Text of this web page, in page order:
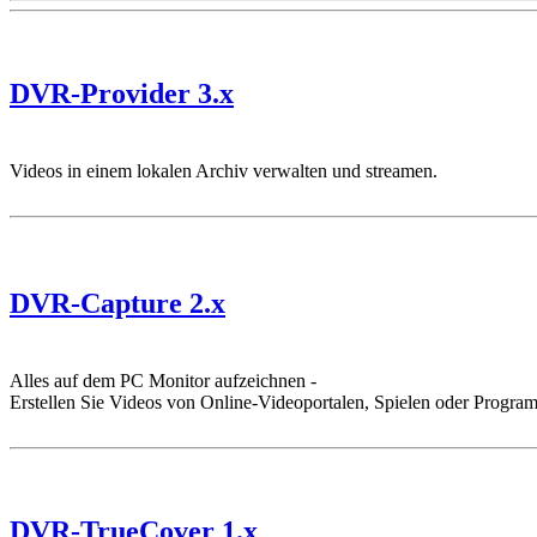
DVR-Provider 3.x
Videos in einem lokalen Archiv verwalten und streamen.
DVR-Capture 2.x
Alles auf dem PC Monitor aufzeichnen -
Erstellen Sie Videos von Online-Videoportalen, Spielen oder
DVR-TrueCover 1.x